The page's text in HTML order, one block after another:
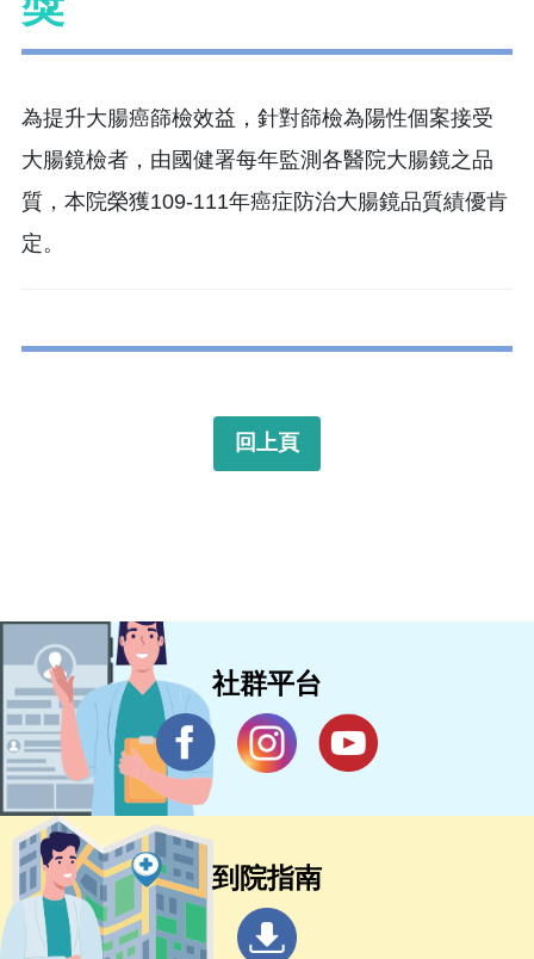
為提升大腸癌篩檢效益，針對篩檢為陽性個案接受
大腸鏡檢者，由國健署每年監測各醫院大腸鏡之品
質，本院榮獲109-111年癌症防治大腸鏡品質績優肯
定。
回上頁
社群平台
到院指南